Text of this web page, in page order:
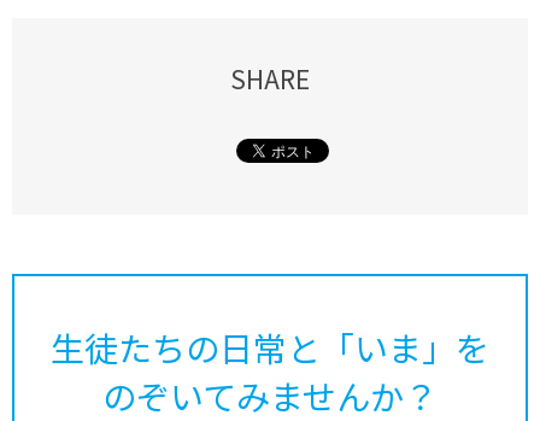
SHARE
生徒たちの日常と「いま」を
のぞいてみませんか？